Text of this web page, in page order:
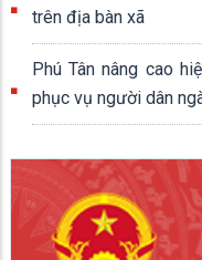
trên địa bàn xã
Phú Tân nâng cao
phục vụ người dân